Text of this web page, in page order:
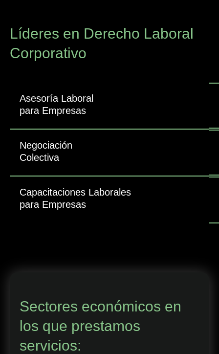
Líderes en Derecho Laboral
Corporativo
Asesoría Laboral
para Empresas
Negociación
Colectiva
Capacitaciones Laborales
para Empresas
Sectores económicos en
los que prestamos
servicios: